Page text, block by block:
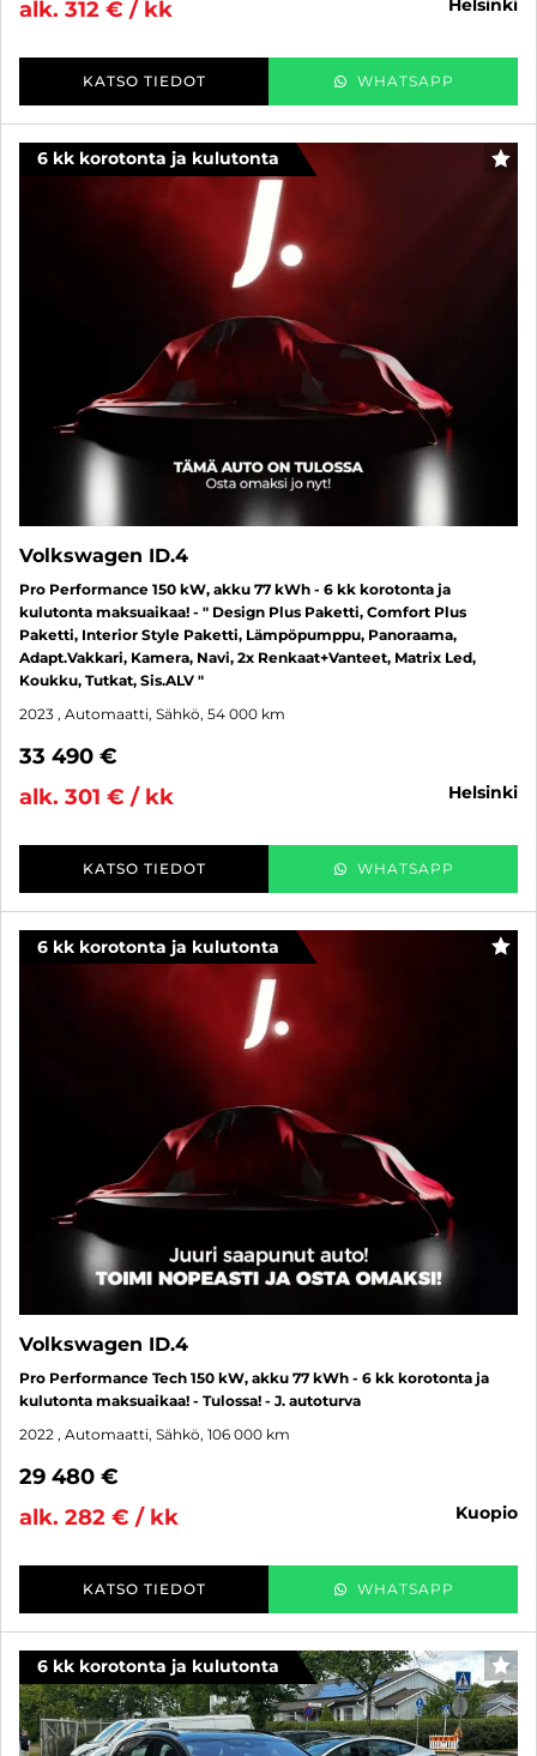
alk. 312 € / kk helsinki
KATSO TIEDOT WHATSAPP
6 kk korotonta ja kulutonta
Volkswagen ID.4
Pro Performance 150 kW, akku 77 kWh - 6 kk korotonta ja
kulutonta maksuaikaa! - " Design Plus Paketti, Comfort Plus
Paketti, Interior Style Paketti, Lämpöpumppu, Panoraama,
Adapt.Vakkari, Kamera, Navi, 2x Renkaat+Vanteet, Matrix Led,
Koukku, Tutkat, Sis.ALV "
2023 , Automaatti, Sähkö, 54 000 km
33 490 €
alk. 301 € / kk
helsinki
KATSO TIEDOT WHATSAPP
6 kk korotonta ja kulutonta
Volkswagen ID.4
Pro Performance Tech 150 kW, akku 77 kWh - 6 kk korotonta ja
kulutonta maksuaikaa! - Tulossa! - J. autoturva
2022 , Automaatti, Sähkö, 106 000 km
29 480 €
alk. 282 € / kk
kuopio
KATSO TIEDOT WHATSAPP
6 kk korotonta ja kulutonta